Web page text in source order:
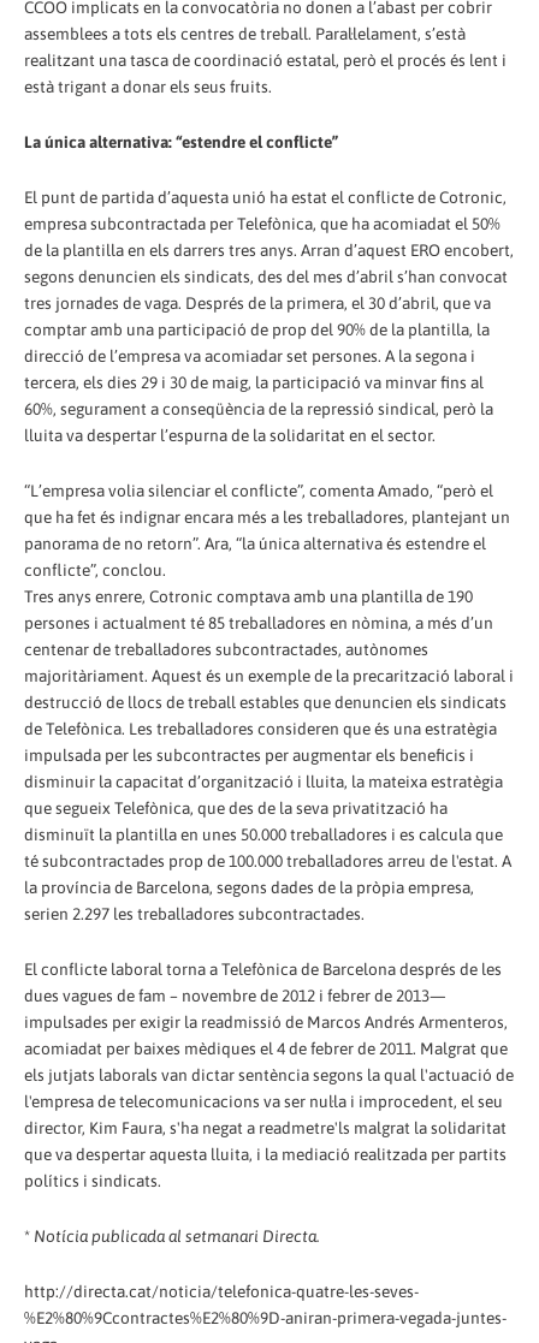
CCOO implicats en la convocatòria no donen a l’abast per cobrir
assemblees a tots els centres de treball. Paral·lelament, s’està
realitzant una tasca de coordinació estatal, però el procés és lent i
està trigant a donar els seus fruits.
La única alternativa: “estendre el conflicte”
El punt de partida d’aquesta unió ha estat el conflicte de Cotronic,
empresa subcontractada per Telefònica, que ha acomiadat el 50%
de la plantilla en els darrers tres anys. Arran d’aquest ERO encobert,
segons denuncien els sindicats, des del mes d’abril s’han convocat
tres jornades de vaga. Després de la primera, el 30 d’abril, que va
comptar amb una participació de prop del 90% de la plantilla, la
direcció de l’empresa va acomiadar set persones. A la segona i
tercera, els dies 29 i 30 de maig, la participació va minvar fins al
60%, segurament a conseqüència de la repressió sindical, però la
lluita va despertar l’espurna de la solidaritat en el sector.
“L’empresa volia silenciar el conflicte”, comenta Amado, “però el
que ha fet és indignar encara més a les treballadores, plantejant un
panorama de no retorn”. Ara, “la única alternativa és estendre el
conflicte”, conclou.
Tres anys enrere, Cotronic comptava amb una plantilla de 190
persones i actualment té 85 treballadores en nòmina, a més d’un
centenar de treballadores subcontractades, autònomes
majoritàriament. Aquest és un exemple de la precarització laboral i
destrucció de llocs de treball estables que denuncien els sindicats
de Telefònica. Les treballadores consideren que és una estratègia
impulsada per les subcontractes per augmentar els beneficis i
disminuir la capacitat d’organització i lluita, la mateixa estratègia
que segueix Telefònica, que des de la seva privatització ha
disminuït la plantilla en unes 50.000 treballadores i es calcula que
té subcontractades prop de 100.000 treballadores arreu de l'estat. A
la província de Barcelona, segons dades de la pròpia empresa,
serien 2.297 les treballadores subcontractades.
El conflicte laboral torna a Telefònica de Barcelona després de les
dues vagues de fam – novembre de 2012 i febrer de 2013—
impulsades per exigir la readmissió de Marcos Andrés Armenteros,
acomiadat per baixes mèdiques el 4 de febrer de 2011. Malgrat que
els jutjats laborals van dictar sentència segons la qual l'actuació de
l'empresa de telecomunicacions va ser nul·la i improcedent, el seu
director, Kim Faura, s'ha negat a readmetre'ls malgrat la solidaritat
que va despertar aquesta lluita, i la mediació realitzada per partits
polítics i sindicats.
* Notícia publicada al setmanari Directa.
http://directa.cat/noticia/telefonica-quatre-les-seves-
%E2%80%9Ccontractes%E2%80%9D-aniran-primera-vegada-juntes-